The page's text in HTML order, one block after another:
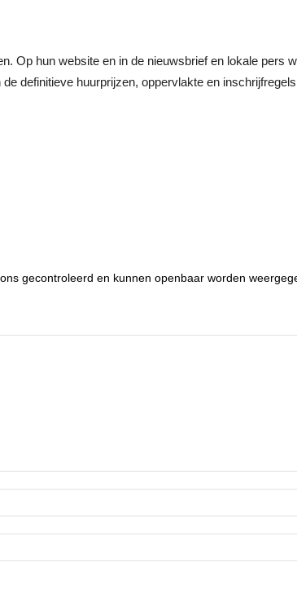
Op hun website en in de nieuwsbrief en lokale pers
definitieve huurprijzen, oppervlakte en
gecontroleerd en kunnen openbaar worden